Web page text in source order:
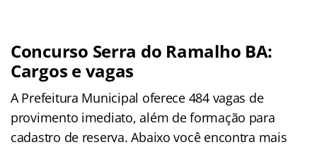
Concurso Serra do Ramalho BA:
Cargos e vagas
A Prefeitura Municipal oferece 484 vagas de
provimento imediato, além de formação para
cadastro de reserva. Abaixo você encontra mais